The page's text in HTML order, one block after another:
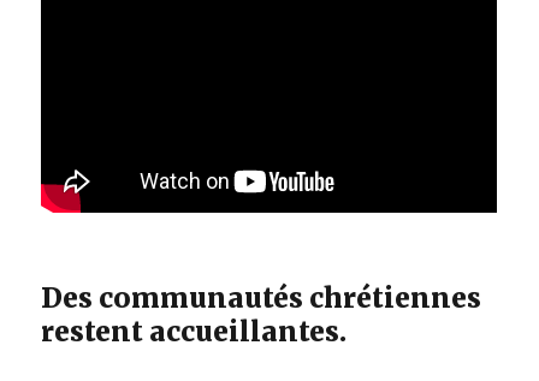
Des communautés chrétiennes
restent accueillantes.